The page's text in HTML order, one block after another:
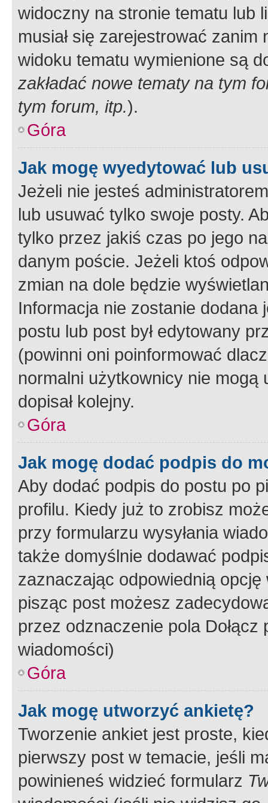
widoczny na stronie tematu lub
musiał się zarejestrować
widoku tematu wymienione są
zakładać nowe tematy na tym
tym forum, itp.).
Góra
Jak mogę wyedytować lub
Jeżeli nie jesteś
lub usuwać tylko swoje posty.
tylko przez jakiś czas po jego
danym poście. Jeżeli ktoś
zmian na dole będzie
Informacja nie zostanie dodana
postu lub post był edytowany
(powinni oni poinformować
normalni użytkownicy nie
dopisał kolejny.
Góra
Jak mogę dodać podpis do
Aby dodać podpis do postu po
profilu. Kiedy już to zrobisz
przy formularzu wysyłania
także domyślnie dodawać
zaznaczając odpowiednią
pisząc post możesz
przez odznaczenie pola
wiadomości)
Góra
Jak mogę utworzyć ankietę?
Tworzenie ankiet jest proste,
pierwszy post w temacie, jeśli
powinieneś widzieć formularz